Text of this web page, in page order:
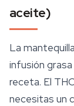
aceite)
La
infusión
receta. El
necesitas un